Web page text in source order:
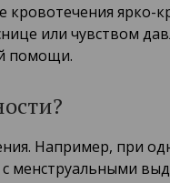
кровотечения ярко-
или чувством
помощи.
Например, при
менструальными